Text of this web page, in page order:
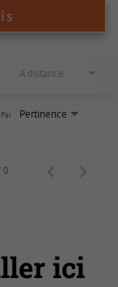
À distance
Pertinence
0
ici